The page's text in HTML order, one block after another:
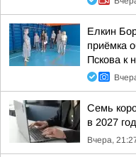
Елкин
приёмка
Пскова к
Семь
в 2027
Вчера,